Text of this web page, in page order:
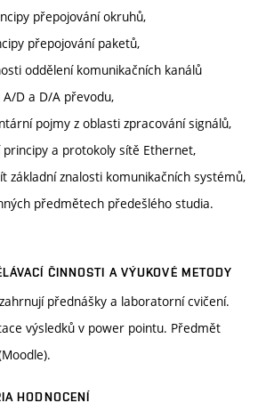
přepojování okruhů,
přepojování paketů,
oddělení komunikačních kanálů
D a D/A převodu,
pojmy z oblasti zpracování signálů,
principy a protokoly sítě Ethernet,
základní znalosti komunikačních systémů,
předmětech předešlého studia.
ČINNOSTI A VÝUKOVÉ METODY
přednášky a laboratorní cvičení.
výsledků v power pointu. Předmět
HODNOCENÍ